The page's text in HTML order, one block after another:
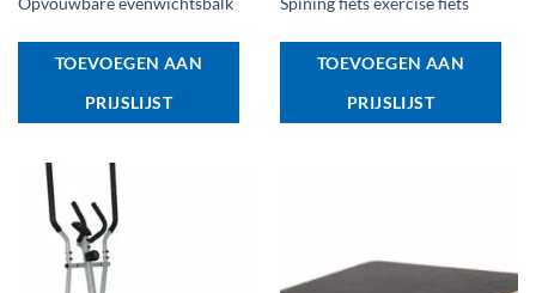
Opvouwbare evenwichtsbalk
TOEVOEGEN AAN
PRIJSLIJST
Spining fiets exercise fiets
TOEVOEGEN AAN
PRIJSLIJST